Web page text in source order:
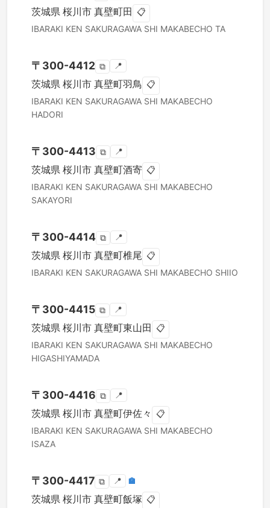
茨城県 桜川市 真壁町田 📋
IBARAKI KEN SAKURAGAWA SHI MAKABECHO TA
〒 300-4412 ⧉ 📍
茨城県 桜川市 真壁町羽鳥 📋
IBARAKI KEN SAKURAGAWA SHI MAKABECHO
HADORI
〒 300-4413 ⧉ 📍
茨城県 桜川市 真壁町酒寄 📋
IBARAKI KEN SAKURAGAWA SHI MAKABECHO
SAKAYORI
〒 300-4414 ⧉ 📍
茨城県 桜川市 真壁町椎尾 📋
IBARAKI KEN SAKURAGAWA SHI MAKABECHO SHIIO
〒 300-4415 ⧉ 📍
茨城県 桜川市 真壁町東山田 📋
IBARAKI KEN SAKURAGAWA SHI MAKABECHO
HIGASHIYAMADA
〒 300-4416 ⧉ 📍
茨城県 桜川市 真壁町伊佐々 📋
IBARAKI KEN SAKURAGAWA SHI MAKABECHO
ISAZA
〒 300-4417 ⧉ 📍 🏣
茨城県 桜川市 真壁町飯塚 📋